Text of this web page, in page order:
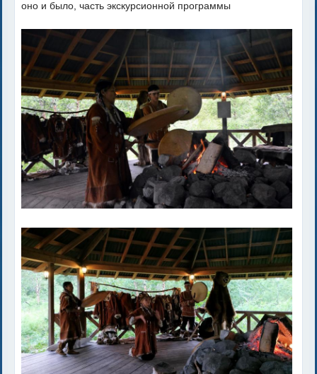
оно и было, часть экскурсионной программы